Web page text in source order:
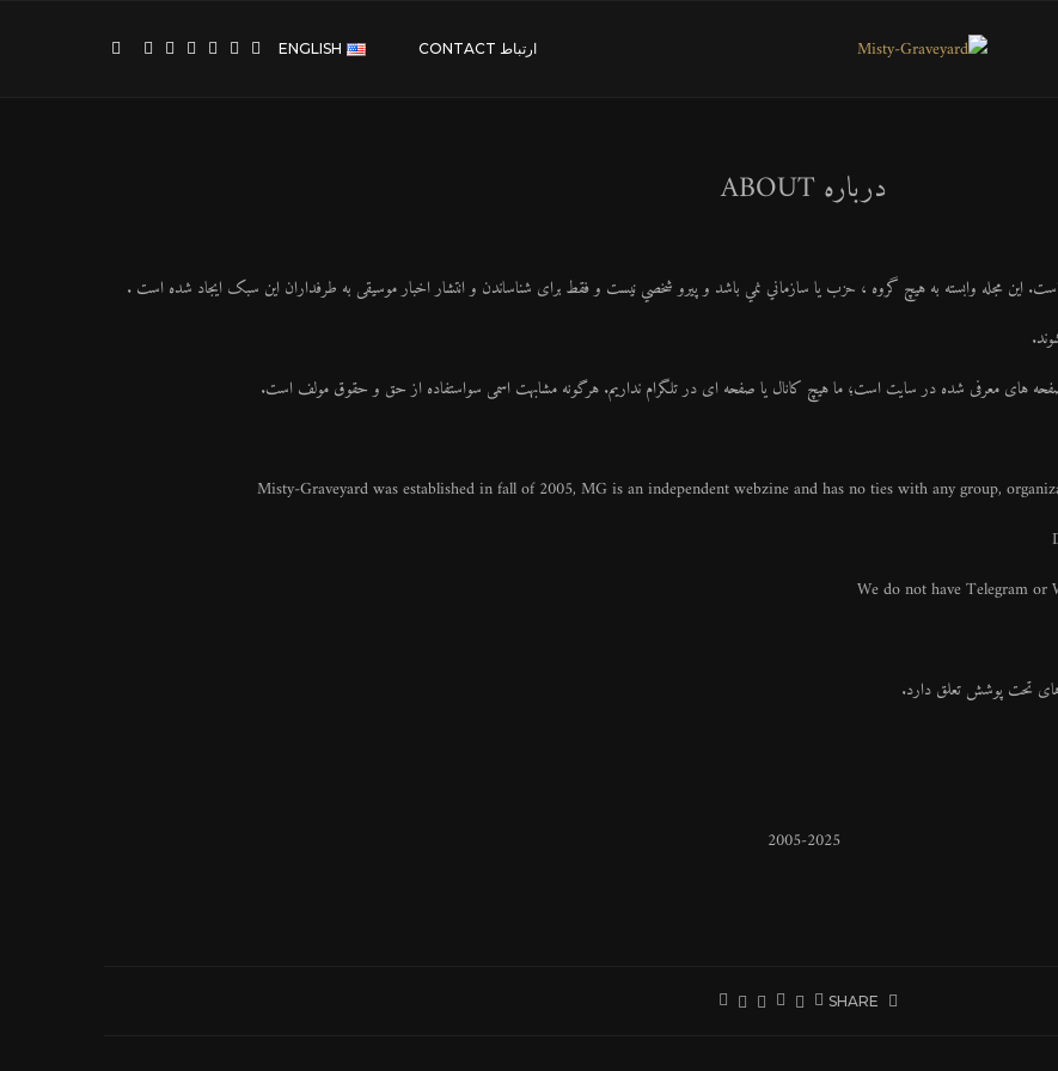
ارتباط CONTACT ENGLISH
درباره ABOUT
های معرفی شده در سایت است؛ ما هیچ کانال یا صفحه ای در تلگرام نداریم. هرگونه مشابهت اسمی سواستفاده از حق و حقوق مولف است.
Misty-Graveyard was established in fall of 2005, MG is an independent webzine and has no ties with any group,
We do not have Telegram or
2005-2025
SHARE